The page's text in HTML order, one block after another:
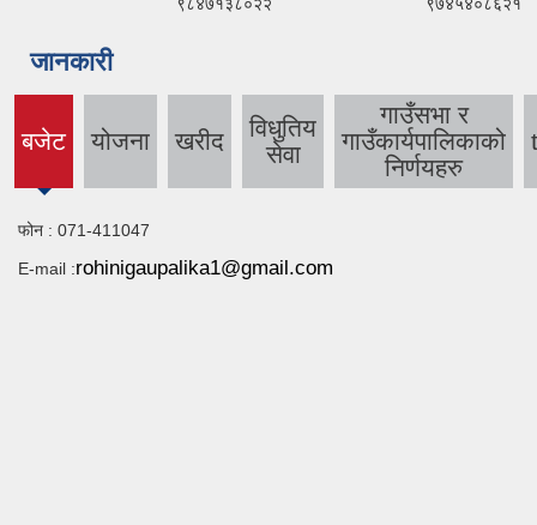
जानकारी
बजेट
(active
योजना खरीद
विधुतिय
सेवा
गाउँसभा र
गाउँकार्यपालिकाको
निर्णयहरु
फोन : 071-411047
E-mail :rohinigaupalika1@gmail.com